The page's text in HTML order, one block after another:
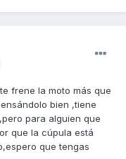
frene la moto más que
bien ,tiene
para alguien que
que la cúpula está
que tengas